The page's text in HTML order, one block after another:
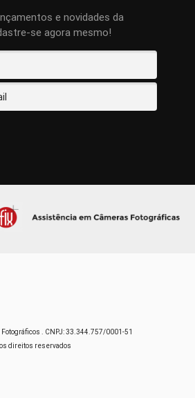
e novidades da
se agora mesmo!
. CNPJ: 33.344.757/0001-51
direitos reservados